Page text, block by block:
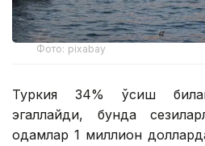
Фото: pixabay
Туркия 34% ўсиш
эгаллайди, бунда
одамлар 1 миллион